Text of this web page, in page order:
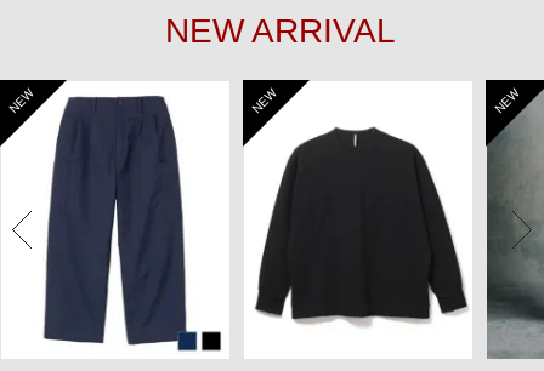
NEW ARRIVAL
NEW NEW NEW